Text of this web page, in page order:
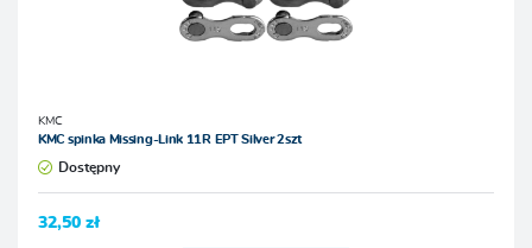
KMC
KMC spinka Missing-Link 11R EPT Silver 2szt
Dostępny
32,50 zł